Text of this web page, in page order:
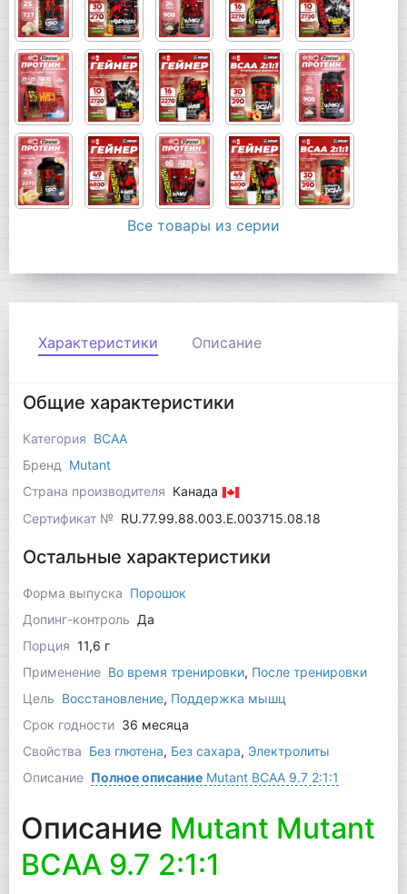
Все товары из серии
Характеристики Описание
Общие характеристики
Категория BCAA
Бренд
Mutant
Страна производителя Канада
Сертификат № RU.77.99.88.003.Е.003715.08.18
Остальные характеристики
Форма выпуска Порошок
Допинг-контроль Да
Порция 11,6 г
Применение Во время тренировки, После тренировки
Цель Восстановление, Поддержка мышц
Срок годности 36 месяца
Свойства Без глютена, Без сахара, Электролиты
Описание Полное описаниеMutant BCAA 9.7 2:1:1
Описание Mutant Mutant
BCAA 9.7 2:1:1